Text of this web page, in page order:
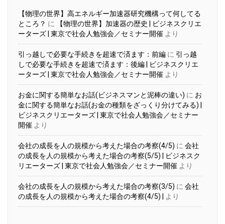
【物理の世界】高エネルギー加速器研究機構って何してる
ところ？ に
【物理の世界】加速器の歴史 | ビジネスクリエ
ーターズ | 東京で社会人勉強会／セミナー開催 より
引っ越しで必要な手続きを超速で済ます：前編 に 引っ越
しで必要な手続きを超速で済ます：後編 | ビジネスクリエ
ーターズ | 東京で社会人勉強会／セミナー開催 より
お金に関する簡単なお話(ビジネスマンと泥棒の違い) に お
金に関する簡単なお話(お金の種類をざっくり分けてみる) |
ビジネスクリエーターズ | 東京で社会人勉強会／セミナー
開催 より
会社の成長を人の規模から考えた場合の考察(4/5) に 会社
の成長を人の規模から考えた場合の考察(5/5) | ビジネスク
リエーターズ | 東京で社会人勉強会／セミナー開催 より
会社の成長を人の規模から考えた場合の考察(3/5) に 会社
の成長を人の規模から考えた場合の考察(4/5) |
より